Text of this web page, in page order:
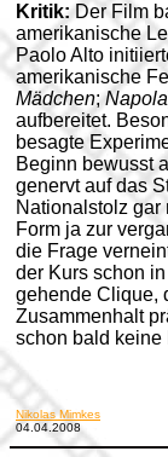
Kritik: Der Film
amerikanische
Paolo Alto
amerikanische
Mädchen;Napola
aufbereitet.
besagte
Beginn bewusst
genervt auf das
Nationalstolz gar
Form ja zur
die Frage
der Kurs schon
gehende Clique,
Zusammenhalt
schon bald keine
Nikolas Mimkes
04.04.2008